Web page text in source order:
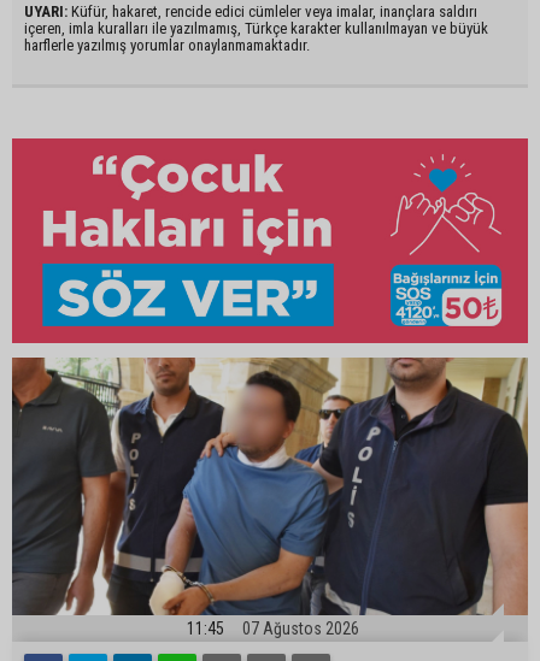
UYARI: Küfür, hakaret, rencide edici cümleler veya imalar, inançlara saldırı
içeren, imla kuralları ile yazılmamış, Türkçe karakter kullanılmayan ve büyük
harflerle yazılmış yorumlar onaylanmamaktadır.
11:45 07 Ağustos 2026